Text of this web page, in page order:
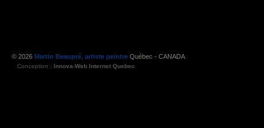
© 2026 Martin Beaupré, artiste peintre Québec - CANADA
Conception : Innova-Web Internet Quebec